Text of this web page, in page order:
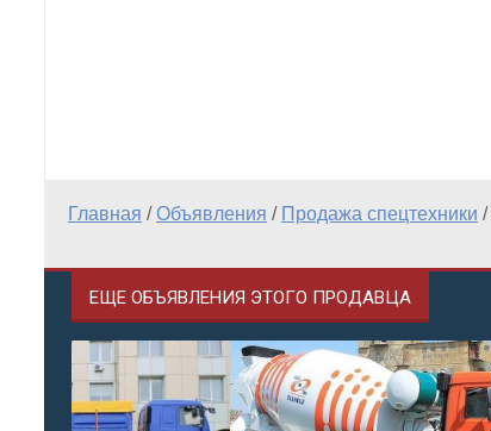
Главная /Объявления / Продажа спецтехники /
ЕЩЕ ОБЪЯВЛЕНИЯ ЭТОГО ПРОДАВЦА